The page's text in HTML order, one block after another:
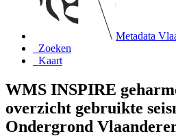
Metadata
Zoeken
Kaart
WMS INSPIRE
overzicht gebruikte
Ondergrond